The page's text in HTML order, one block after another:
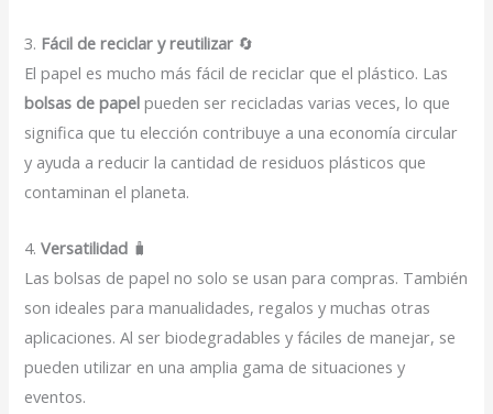
3. Fácil de reciclar y reutilizar 🔄
El papel es mucho más fácil de reciclar que el plástico. Las
bolsas de papel pueden ser recicladas varias veces, lo que
significa que tu elección contribuye a una economía circular
y ayuda a reducir la cantidad de residuos plásticos que
contaminan el planeta.
4.Versatilidad 🧳
Las bolsas de papel no solo se usan para compras. También
son ideales para manualidades, regalos y muchas otras
aplicaciones. Al ser biodegradables y fáciles de manejar, se
pueden utilizar en una amplia gama de situaciones y
eventos.